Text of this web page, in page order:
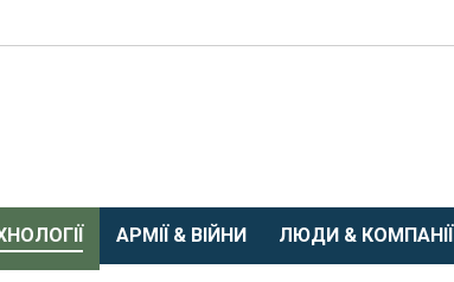
АРМІЇ & ВІЙНИ ЛЮДИ & КОМПАНІЇ